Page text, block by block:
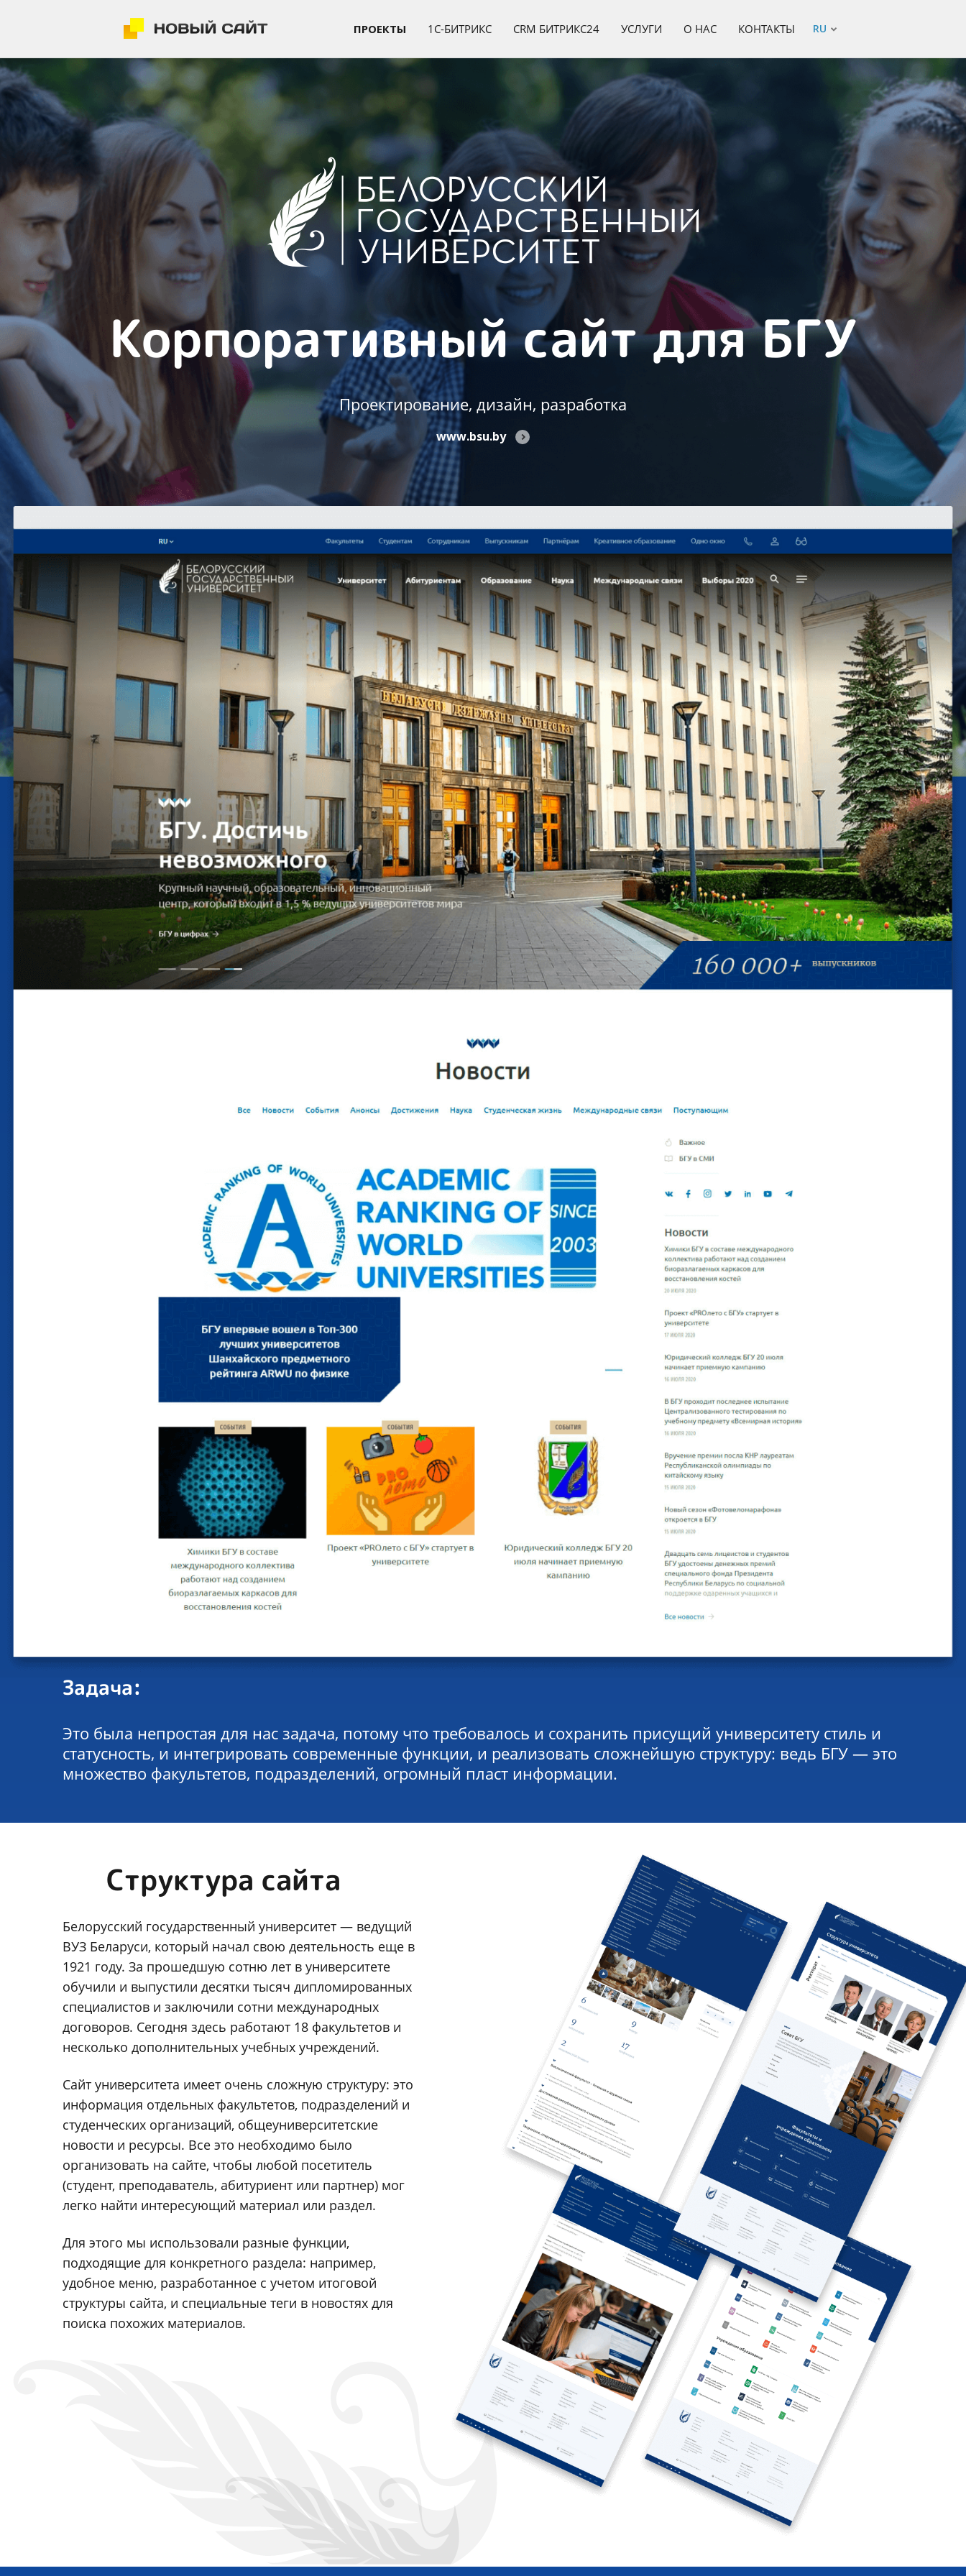
ПРОЕКТЫ 1C-БИТРИКС CRM БИТРИКС24 УСЛУГИ О НАС КОНТАКТЫ RU
Корпоративный сайт для БГУ
Проектирование, дизайн, разработка
www.bsu.by
Задача:
Это была непростая для нас задача, потому что требовалось и сохранить присущий университету стиль и
статусность, и интегрировать современные функции, и реализовать сложнейшую структуру: ведь БГУ — это
множество факультетов, подразделений, огромный пласт информации.
Структура сайта
Белорусский государственный университет — ведущий
ВУЗ Беларуси, который начал свою деятельность еще в
1921 году. За прошедшую сотню лет в университете
обучили и выпустили десятки тысяч дипломированных
специалистов и заключили сотни международных
договоров. Сегодня здесь работают 18 факультетов и
несколько дополнительных учебных учреждений.
Сайт университета имеет очень сложную структуру: это
информация отдельных факультетов, подразделений и
студенческих организаций, общеуниверситетские
новости и ресурсы. Все это необходимо было
организовать на сайте, чтобы любой посетитель
(студент, преподаватель, абитуриент или партнер) мог
легко найти интересующий материал или раздел.
Для этого мы использовали разные функции,
подходящие для конкретного раздела: например,
удобное меню, разработанное с учетом итоговой
структуры сайта, и специальные теги в новостях для
поиска похожих материалов.